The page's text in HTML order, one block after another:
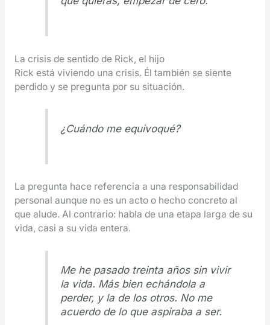
La crisis de sentido de Rick, el hijo
Rick está viviendo una crisis. Él también se siente
perdido y se pregunta por su situación.
¿Cuándo me equivoqué?
La pregunta hace referencia a una responsabilidad
personal aunque no es un acto o hecho concreto al
que alude. Al contrario: habla de una etapa larga de su
vida, casi a su vida entera.
Me he pasado treinta años sin vivir
la vida. Más bien echándola a
perder, y la de los otros. No me
acuerdo de lo que aspiraba a ser.